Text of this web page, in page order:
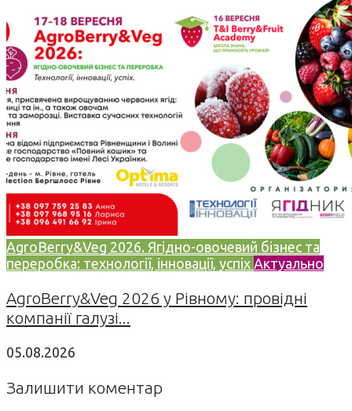
AgroBerry&Veg 2026. Ягідно-овочевий бізнес та
переробка: технології, інновації, успіх Актуально
AgroBerry&Veg 2026 у Рівному: провідні
компанії галузі...
05.08.2026
Залишити коментар